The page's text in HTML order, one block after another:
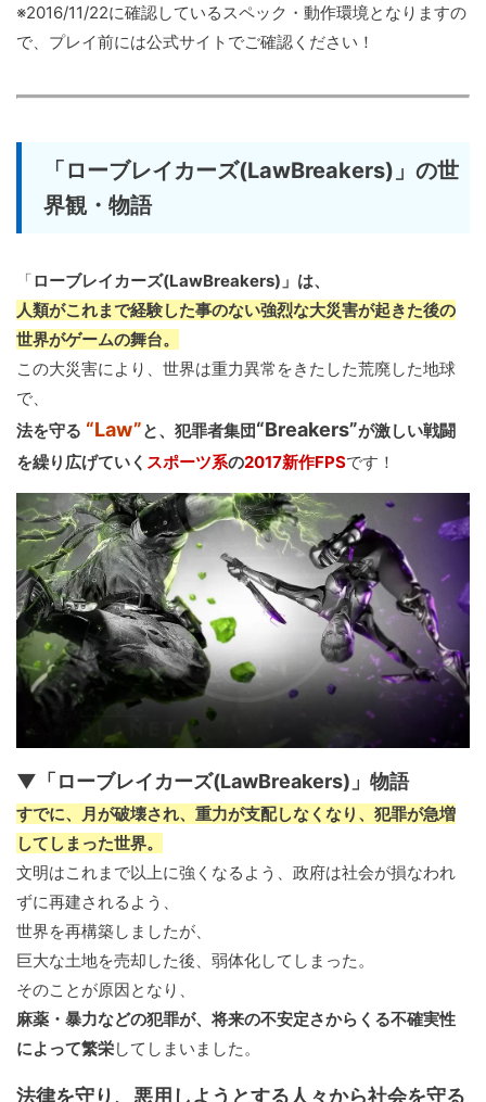
※2016/11/22に確認しているスペック・動作環境となりますの
で、プレイ前には公式サイトでご確認ください！
「ローブレイカーズ(LawBreakers)」の世
界観・物語
「ローブレイカーズ(LawBreakers)」は、
人類がこれまで経験した事のない強烈な大災害が起きた後の
世界がゲームの舞台。
この大災害により、世界は重力異常をきたした荒廃した地球
で、
法を守る “Law”と、犯罪者集団“Breakers”が激しい戦闘
を繰り広げていく スポーツ系の2017新作FPSです！
▼「ローブレイカーズ(LawBreakers)」物語
すでに、月が破壊され、重力が支配しなくなり、犯罪が急増
してしまった世界。
文明はこれまで以上に強くなるよう、政府は社会が損なわれ
ずに再建されるよう、
世界を再構築しましたが、
巨大な土地を売却した後、弱体化してしまった。
そのことが原因となり、
麻薬・暴力などの犯罪が、将来の不安定さからくる不確実性
によって繁栄してしまいました。
法律を守り、悪用しようとする人々から社会を守る